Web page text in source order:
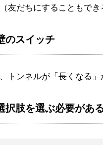
友だちにすることもでき
のスイッチ
トンネルが「長くなる」
択肢を選ぶ必要があ